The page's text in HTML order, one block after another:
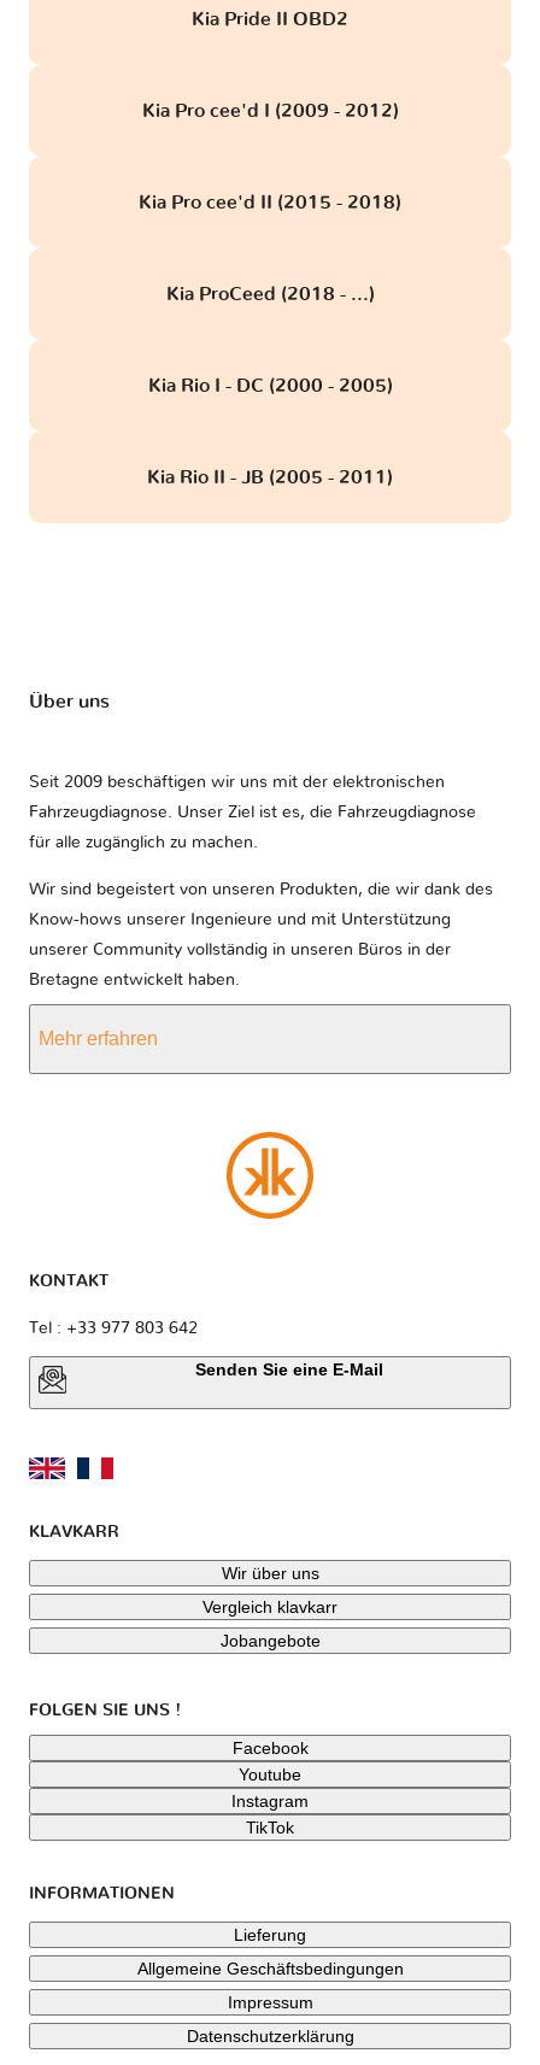
Kia Pride II OBD2
Kia Pro cee'd I (2009 - 2012)
Kia Pro cee'd II (2015 - 2018)
Kia ProCeed (2018 - ...)
Kia Rio I - DC (2000 - 2005)
Kia Rio II - JB (2005 - 2011)
Über uns
Seit 2009 beschäftigen wir uns mit der elektronischen
Fahrzeugdiagnose. Unser Ziel ist es, die Fahrzeugdiagnose
für alle zugänglich zu machen.
Wir sind begeistert von unseren Produkten, die wir dank des
Know-hows unserer Ingenieure und mit Unterstützung
unserer Community vollständig in unseren Büros in der
Bretagne entwickelt haben.
Mehr erfahren
KONTAKT
Tel : +33 977 803 642
Senden Sie eine E-Mail
KLAVKARR
Wir über uns
Vergleich klavkarr
Jobangebote
FOLGEN SIE UNS !
Facebook
Youtube
Instagram
TikTok
INFORMATIONEN
Lieferung
Allgemeine Geschäftsbedingungen
Impressum
Datenschutzerklärung